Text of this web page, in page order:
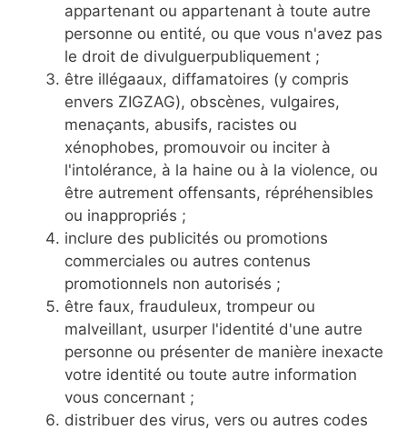
appartenant ou appartenant à toute autre
personne ou entité, ou que vous n'avez pas
le droit de divulguerpubliquement ;
être illégaaux, diffamatoires (y compris
envers ZIGZAG), obscènes, vulgaires,
menaçants, abusifs, racistes ou
xénophobes, promouvoir ou inciter à
l'intolérance, à la haine ou à la violence, ou
être autrement offensants, répréhensibles
ou inappropriés ;
inclure des publicités ou promotions
commerciales ou autres contenus
promotionnels non autorisés ;
être faux, frauduleux, trompeur ou
malveillant, usurper l'identité d'une autre
personne ou présenter de manière inexacte
votre identité ou toute autre information
vous concernant ;
distribuer des virus, vers ou autres codes